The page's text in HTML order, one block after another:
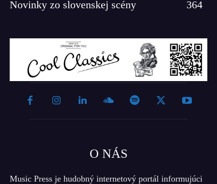
Novinky zo slovenskej scény
364
O NÁS
Music Press je hudobný internetový portál informujúci